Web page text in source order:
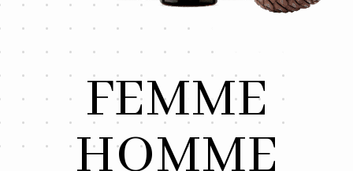
FEMME
HOMME